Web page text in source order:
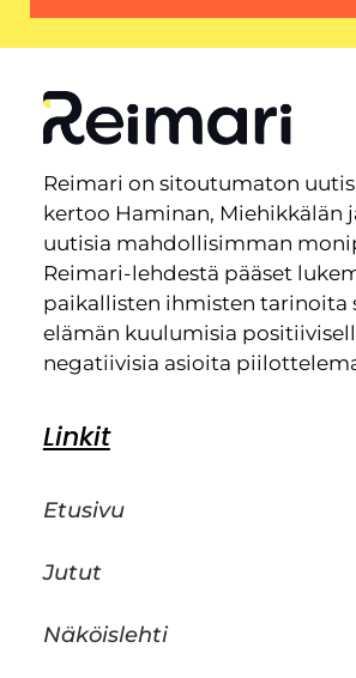
Reimari on sitoutumaton
kertoo Haminan, Miehikkälän
uutisia mahdollisimman
Reimari-lehdestä pääset
paikallisten ihmisten tarinoita
elämän kuulumisia
negatiivisia asioita
Linkit
Etusivu
Jutut
Näköislehti